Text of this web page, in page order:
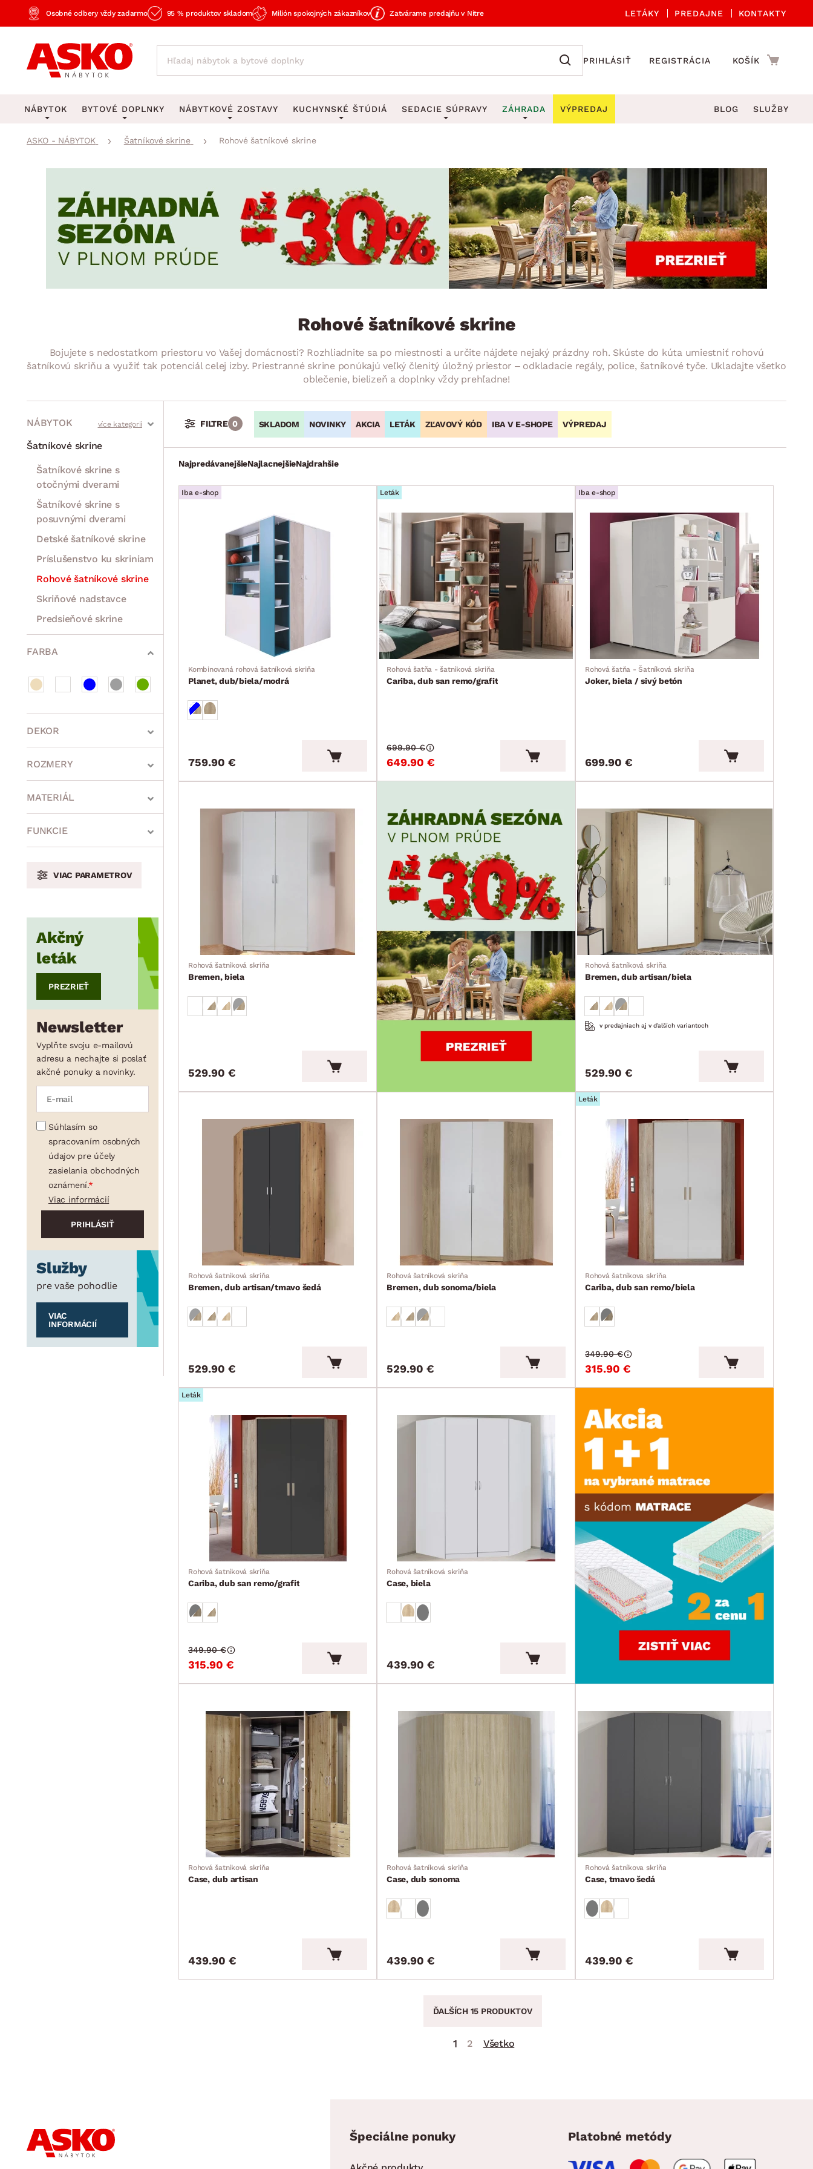
Osobné odbery vždy zadarmo 95 % produktov skladom Milión spokojných zákazníkov Zatvárame predajňu v Nitre LETÁKY PREDAJNE KONTAKTY
PRIHLÁSIŤ REGISTRÁCIA KOŠÍK
NÁBYTOK
Obývacia izba
Spálňa
Kúpeľňa
BYTOVÉ DOPLNKY
KOBERCE
Veľké a stredné koberce
Detské koberce
Kúpeľňové predložky
OSVETLENIE
Stolové lampy a lampičky
Lustre a závesné svietidlá
Zobrazit vše
Obrazy
Zrkadlá
Hodiny
Vázy
Zobrazit vše
Vešiaky na kľúče
Stojany na dáždniky
Stojany na noviny
Stojany na oblečenie
Zobrazit vše
Kuchynské príslušenstvo
Kúpeľňové doplnky
Záhradné doplnky
Závesy a žalúzie Panvice
ZÁHRADNÉ DOPLNKY VIANOCE
NÁBYTKOVÉ ZOSTAVY
Obývacie zostavy
Spálňové zostavy
Kancelárske zostavy
Kuchynské zostavy
Detské zostavy
Predsieňové zostavy
KUCHYNSKÉ ŠTÚDIÁ SEDACIE SÚPRAVY
Rohové sedacie súpravy
Sedacie súpravy 3-2-1
Sedacie súpravy na mieru
ZÁHRADA
Záhradné stoličky a kreslá
Záhradné lavice
Záhradné stoly
Záhradné hojdačky
Záhradné lehátka
Záhradné doplnky
VÝPREDAJ BLOG SLUŽBY
ASKO - NÁBYTOK Šatníkové skrine Rohové šatníkové skrine
Rohové šatníkové skrine
Bojujete s nedostatkom priestoru vo Vašej domácnosti? Rozhliadnite sa po miestnosti a určite nájdete nejaký prázdny roh. Skúste do kúta umiestniť rohovú
šatníkovú skriňu a využiť tak potenciál celej izby. Priestranné skrine ponúkajú veľký členitý úložný priestor – odkladacie regály, police, šatníkové tyče. Ukladajte všetko
oblečenie, bielizeň a doplnky vždy prehľadne!
NÁBYTOK
Stoly a stolíky
Kreslá a sedenia
Stoličky a lavice
Postele
Šatníkové skrine
Šatníkové skrine s
otočnými dverami
Šatníkové skrine s
posuvnými dverami
Detské šatníkové skrine
Príslušenstvo ku skriniam
Rohové šatníkové skrine
Skriňové nadstavce
Predsieňové skrine
Rošty
Matrace
Komody, skrinky a vitríny
Bytové doplnky
Sedacie súpravy a pohovky
Zostavy a steny
Drobný nábytok
Spotrebiče
FARBA
DEKOR
ROZMERY
min.
min. cm max.
min. cm cm
MATERIÁL
FUNKCIE
VIAC PARAMETROV
Akčný
leták
PREZRIEŤ
Newsletter
Vyplňte svoju e-mailovú
adresu a nechajte si poslať
akčné ponuky a novinky.
Súhlasím so
spracovaním osobných
údajov pre účely
zasielania obchodných
oznámení.
Viac informácií
Služby
pre vaše pohodlie
VIAC
INFORMÁCIÍ
SKLADOM NOVINKY AKCIA LETÁK ZĽAVOVÝ KÓD IBA V E-SHOPE VÝPREDAJ
FILTRE 0
NajpredávanejšieNajlacnejšieNajdrahšie
Iba e-shop
Kombinovaná rohová šatníková skriňa
Planet, dub/biela/modrá
759.90 €
Leták
Rohová šatňa - šatníková skriňa
Cariba, dub san remo/grafit
649.90 €
699.90 €
Iba e-shop
Rohová šatňa - Šatníková skriňa
Joker, biela / sivý betón
699.90 €
Rohová šatníková skriňa
Bremen, biela
529.90 €
Rohová šatníková skriňa
Bremen, dub artisan/biela
v predajniach aj v ďalších variantoch
529.90 €
Rohová šatníková skriňa
Bremen, dub artisan/tmavo šedá
529.90 €
Rohová šatníková skriňa
Bremen, dub sonoma/biela
529.90 €
Leták
Rohová šatníkova skriňa
Cariba, dub san remo/biela
315.90 €
349.90 €
Leták
Rohová šatníková skriňa
Cariba, dub san remo/grafit
315.90 €
349.90 €
Rohová šatníková skriňa
Case, biela
439.90 €
Rohová šatníková skriňa
Case, dub artisan
439.90 €
Rohová šatníková skriňa
Case, dub sonoma
439.90 €
Rohová šatníkova skriňa
Case, tmavo šedá
439.90 €
ĎALŠÍCH 15 PRODUKTOV
1 2 Všetko
Špeciálne ponuky Platobné metódy